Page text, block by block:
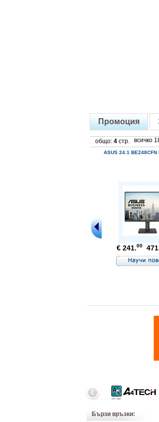
Промоция
общо: 4стр. всичко
ASUS 24.1 BE248CFN
€ 241.00
Бързи връзки: